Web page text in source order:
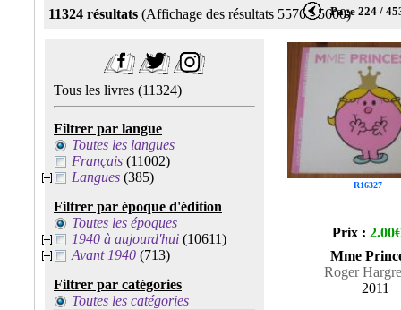
11324 résultats (Affichage des résultats 5576 - 5600)Page 224 /
Tous les livres (11324)
Filtrer par langue
Toutes les langues
Français (11002)
Langues (385)
Filtrer par époque d'édition
Toutes les époques
1940 à aujourd'hui (10611)
Avant 1940 (713)
Filtrer par catégories
Toutes les catégories
R16327
Prix : 2.00€
Mme
Roger
2011